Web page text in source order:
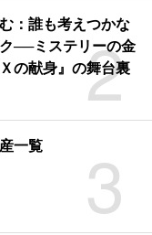
2
：誰も考えつかな
──ミステリーの金
の献身』の舞台裏
3
一覧